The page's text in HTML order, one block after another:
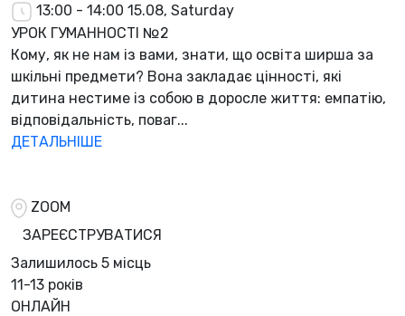
13:00 - 14:00 15.08, Saturday
УРОК ГУМАННОСТІ №2
Кому, як не нам із вами, знати, що освіта ширша за
шкільні предмети? Вона закладає цінності, які
дитина нестиме із собою в доросле життя: емпатію,
відповідальність, поваг...
ДЕТАЛЬНІШЕ
ZOOM
ЗАРЕЄСТРУВАТИСЯ
Залишилось 5 місць
11-13 років
ОНЛАЙН